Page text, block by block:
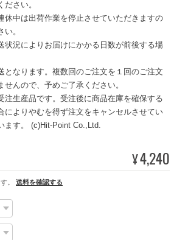
さい。
休中は出荷作業を停止させていただきますの
。
状況によりお届けにかかる日数が前後する場
となります。複数回のご注文を１回のご注文
せんので、予めご了承ください。
注生産品です。受注後に商品在庫を確保する
によりやむを得ず注文をキャンセルさせてい
ます。 (c)Hit-Point Co.,Ltd.
¥4,240
。 送料を確認する